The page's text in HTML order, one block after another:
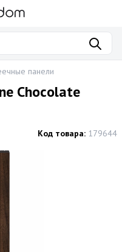
панели
Chocolate
Код товара: 179644